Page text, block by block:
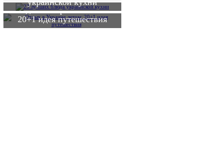
Отдых в Украине летом:
20+1 идея путешествия